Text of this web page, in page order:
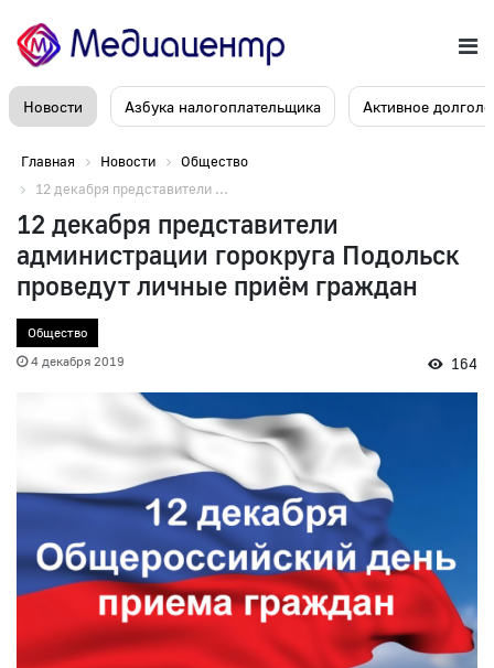
Новости Азбука налогоплательщика Активное
Главная Новости
Общество
12 декабря представители ...
12 декабря представители
администрации горокруга Подольск
проведут личные приём граждан
Общество
4 декабря 2019
164